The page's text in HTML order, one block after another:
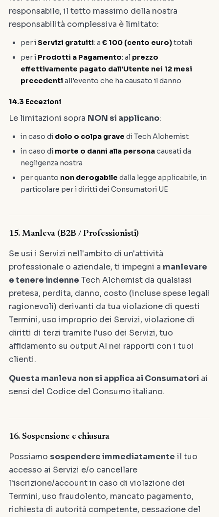
responsabile, il tetto massimo della nostra
responsabilità complessiva è limitato:
per iServizi gratuiti: a € 100 (cento euro)totali
per i Prodotti a Pagamento: al prezzo
effettivamente pagato dall'Utente nei 12 mesi
precedenti all'evento che ha causato il danno
14.3 Eccezioni
Le limitazioni sopra NON si applicano:
in caso di dolo o colpa grave di Tech Alchemist
in caso di morte o danni alla personacausati da
negligenza nostra
per quanto non derogabile dalla legge applicabile, in
particolare per i diritti dei Consumatori UE
15. Manleva (B2B / Professionisti)
Se usi i Servizi nell'ambito di un'attività
professionale o aziendale, ti impegni a manlevare
e tenere indenne Tech Alchemist da qualsiasi
pretesa, perdita, danno, costo (incluse spese legali
ragionevoli) derivanti da tua violazione di questi
Termini, uso improprio dei Servizi, violazione di
diritti di terzi tramite l'uso dei Servizi, tuo
affidamento su output AI nei rapporti con i tuoi
clienti.
Questa manleva non si applica ai Consumatori ai
sensi del Codice del Consumo italiano.
16. Sospensione e chiusura
Possiamo sospendere immediatamente il tuo
accesso ai Servizi e/o cancellare
l'iscrizione/account in caso di violazione dei
Termini, uso fraudolento, mancato pagamento,
richiesta di autorità competente, cessazione del